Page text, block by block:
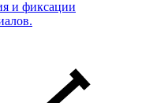
и фиксации